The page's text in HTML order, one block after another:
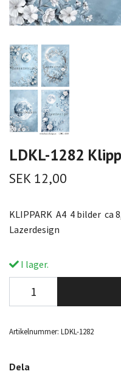
LDKL-1282
SEK 12,00
KLIPPARK A4 4 bilder ca
Lazerdesign
I lager.
Artikelnummer: LDKL-1282
Dela